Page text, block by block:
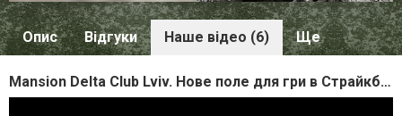
Опис Відгуки Наше відео (6) Ще
Mansion Delta Club Lviv. Нове поле для гри в Страйкбол, Пейнтбол, Лазертаг у Львові в клубі Дельта